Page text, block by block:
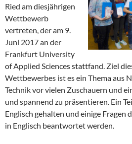
Ried am diesjährigen
Wettbewerb
vertreten, der am 9.
Juni 2017 an der
Frankfurt University
of Applied Sciences stattfand. Ziel
Wettbewerbes ist es ein Thema aus
Technik vor vielen Zuschauern und
und spannend zu präsentieren. Ein
Englisch gehalten und einige Fragen
in Englisch beantwortet werden.